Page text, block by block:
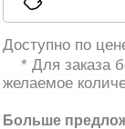
Доступно по
* Для заказа
желаемое
Больше